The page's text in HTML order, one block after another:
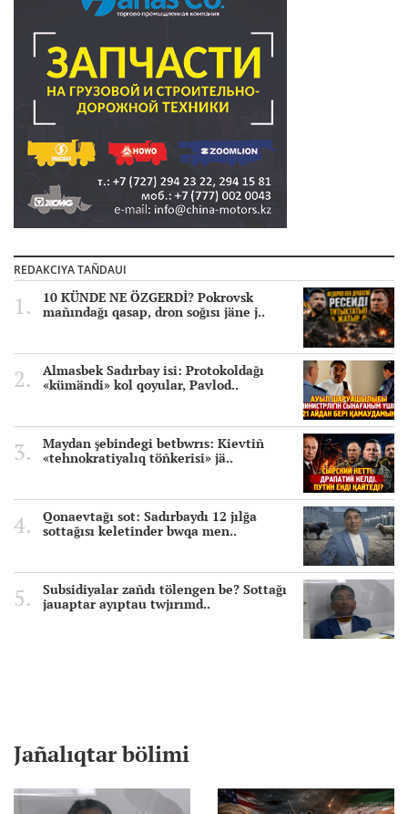
REDAKCIYA TAÑDAUI
10 KÜNDE NE ÖZGERDİ? Pokrovsk
mañındağı qasap, dron soğısı jäne j..
Almasbek Sadırbay isi: Protokoldağı
«kümändi» kol qoyular, Pavlod..
Maydan şebindegi betbwrıs: Kievtiñ
«tehnokratiyalıq töñkerisi» jä..
Qonaevtağı sot: Sadırbaydı 12 jılğa
sottağısı keletinder bwqa men..
Subsidiyalar zañdı tölengen be? Sottağı
jauaptar ayıptau twjırımd..
Jañalıqtar bölimi